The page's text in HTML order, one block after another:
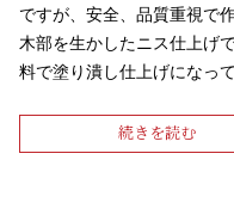
ですが、安全、品質重視で
木部を生かしたニス仕上げ
料で塗り潰し仕上げになっ
続きを読む